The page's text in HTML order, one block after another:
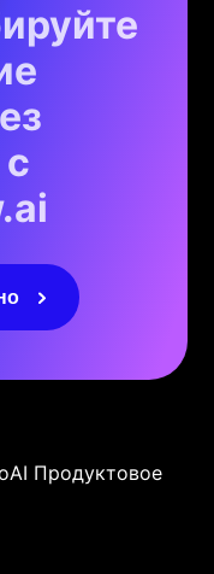
AI Продуктовое